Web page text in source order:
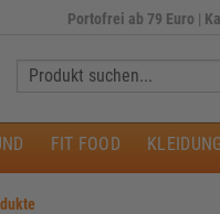
Portofrei ab 79 Euro |
Suche:
FIT FOOD